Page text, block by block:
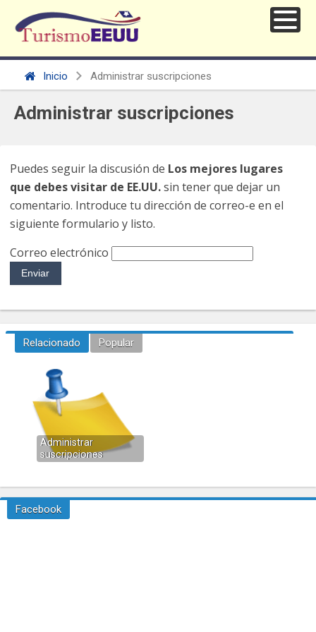
Inicio Administrar suscripciones
Administrar suscripciones
Puedes seguir la discusión de Los mejores lugares
que debes visitar de EE.UU.sin tener que dejar un
comentario. Introduce tu dirección de correo-e en el
siguiente formulario y listo.
Correo electrónico
Relacionado Popular
Administrar
suscripciones
Facebook